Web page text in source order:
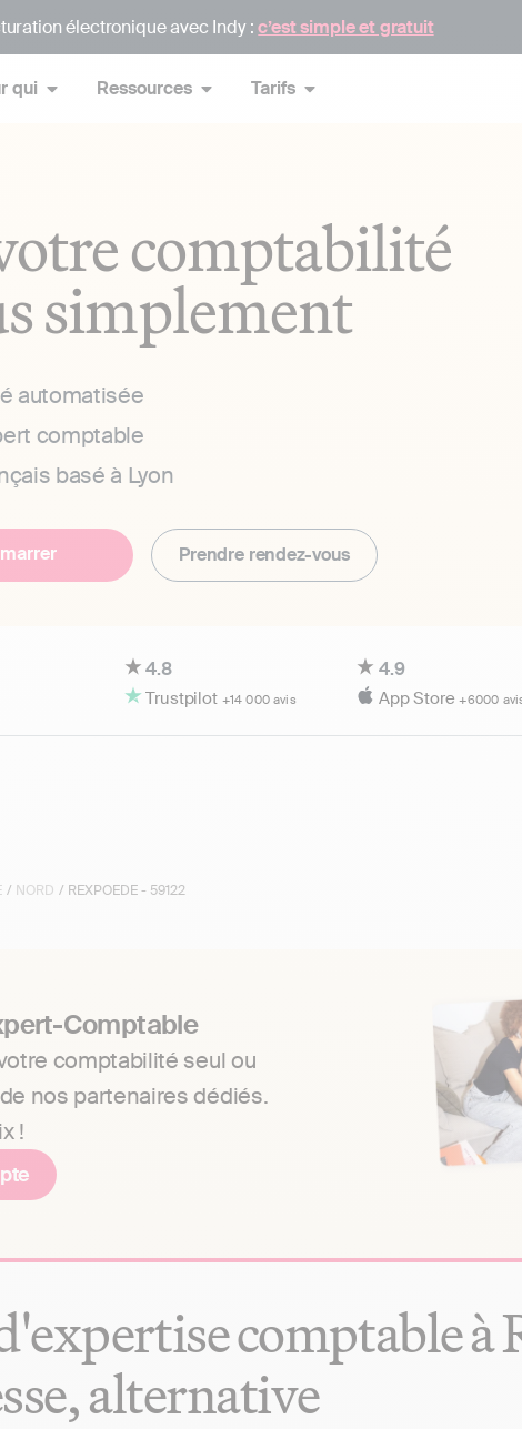
électronique avec Indy :c’est simple et gratuit
qui Ressources Tarifs
comptabilité
simplement
automatisée
comptable
basé à Lyon
Prendre rendez-vous
4.8
Trustpilot +14 000 avis
4.9
App Store+6000
/ NORD / REXPOEDE - 59122
Comptable
comptabilité seul ou
nos partenaires dédiés.
!
comptable à
alternative